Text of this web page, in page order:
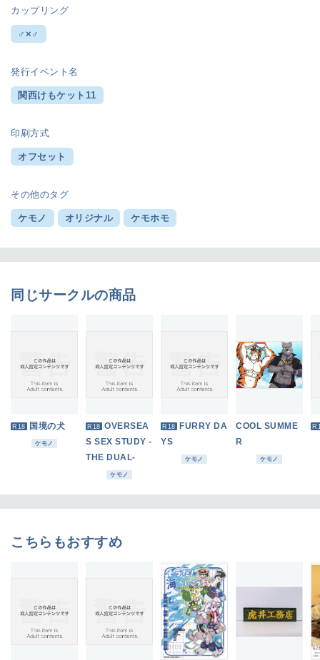
カップリング
♂×♂
発行イベント名
関西けもケット11
印刷方式
オフセット
その他のタグ
ケモノ オリジナル ケモホモ
同じサークルの商品
R18 国境の犬
ケモノ
R18 OVERSEA
S SEX STUDY -
THE DUAL-
ケモノ
R18 FURRY DA
YS
ケモノ
COOL SUMME
R
ケモノ
こちらもおすすめ